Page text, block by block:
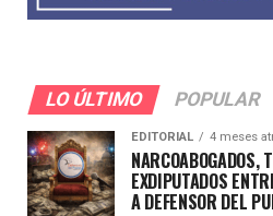
LO ÚLTIMO POPULAR
EDITORIAL 4 meses
NARCOABOGADOS,
EXDIPUTADOS
A DEFENSOR DEL